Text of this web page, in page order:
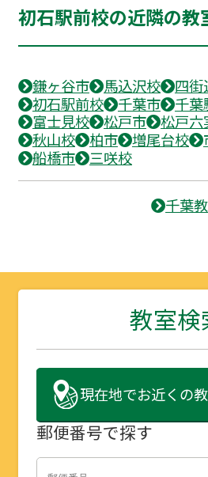
初石駅前校の近隣の教
鎌ヶ谷市 馬込沢校 四街
初石駅前校
千葉市 千葉
富士見校
松戸市 松戸六
秋山校
柏市 増尾台校
船橋市
三咲校
千葉
教室検
現在地でお近くの
郵便番号で探す